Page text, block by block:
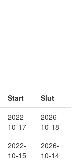
Start
Slut
2022-
10-17
2026-
10-18
2022-
10-15
2026-
10-14